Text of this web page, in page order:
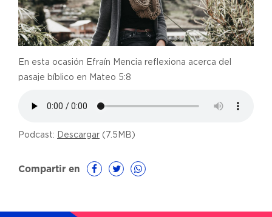
En esta ocasión Efraín Mencia reflexiona acerca del
pasaje bíblico en Mateo 5:8
Podcast: Descargar (7.5MB)
Compartir en